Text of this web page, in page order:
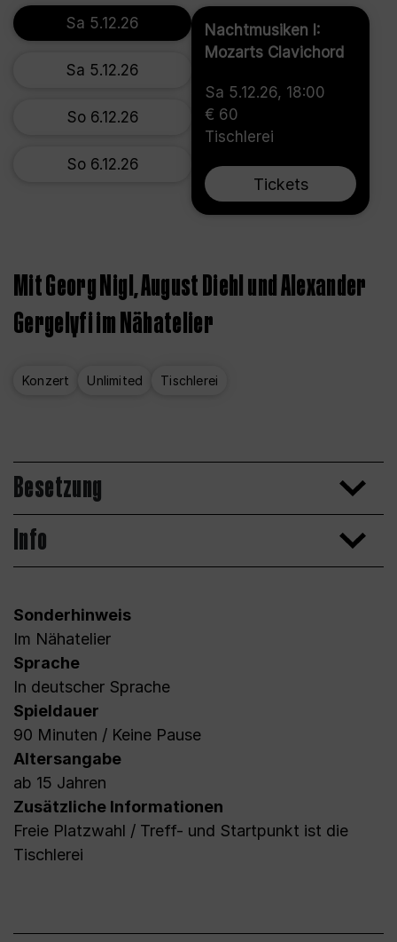
Sa 5.12.26
Sa 5.12.26
So 6.12.26
So 6.12.26
Nachtmusiken I:
Mozarts Clavichord
Sa 5.12.26, 18:00
€ 60
Tischlerei
Tickets
Mit Georg Nigl, August Diehl und Alexander
Gergelyfi im Nähatelier
Konzert Unlimited Tischlerei
Besetzung
Info
Sonderhinweis
Im Nähatelier
Sprache
In deutscher Sprache
Spieldauer
90 Minuten / Keine Pause
Altersangabe
ab 15 Jahren
Zusätzliche Informationen
Freie Platzwahl / Treff- und Startpunkt ist die
Tischlerei